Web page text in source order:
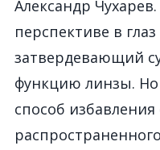
Александр
перспективе в
затвердевающий
функцию линзы.
способ избавления